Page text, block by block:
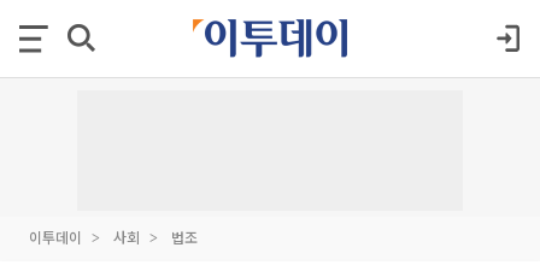
이투데이 사회 법조